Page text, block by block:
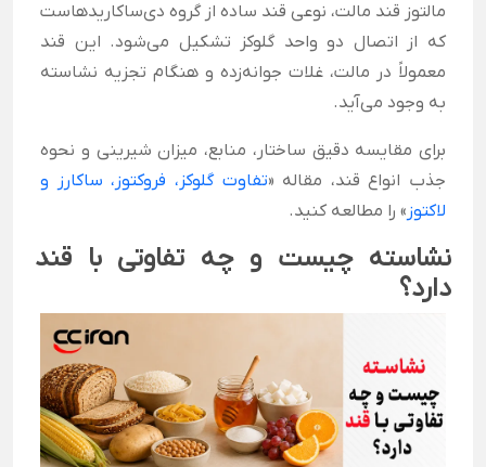
مالتوز قند مالت، نوعی قند ساده از گروه دی‌ساکاریدهاست
که از اتصال دو واحد گلوکز تشکیل می‌شود. این قند
معمولاً در مالت، غلات جوانه‌زده و هنگام تجزیه نشاسته
به وجود می‌آید.
برای مقایسه دقیق ساختار، منابع، میزان شیرینی و نحوه
جذب انواع قند، مقاله «تفاوت گلوکز، فروکتوز، ساکارز و
لاکتوز » را مطالعه کنید.
نشاسته چیست و چه تفاوتی با قند
دارد؟